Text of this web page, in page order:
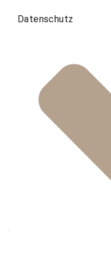
Datenschutz